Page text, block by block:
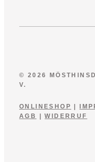
© 2026
V.
ONLINESHOP |
AGB
|WIDERRUF